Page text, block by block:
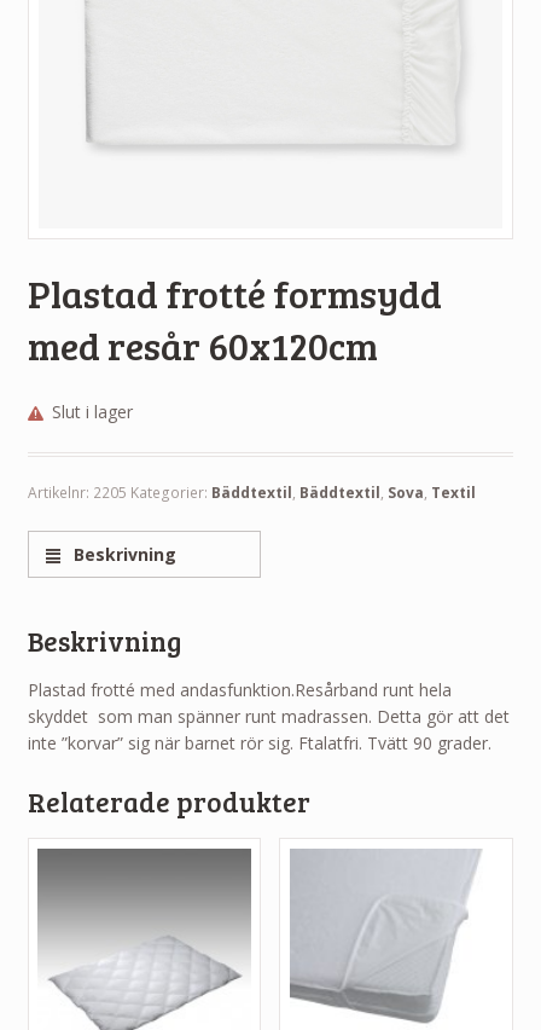
Plastad frotté formsydd
med resår 60x120cm
Slut i lager
Artikelnr: 2205 Kategorier: Bäddtextil, Bäddtextil, Sova, Textil
Beskrivning
Beskrivning
Plastad frotté med andasfunktion.Resårband runt hela
skyddet som man spänner runt madrassen. Detta gör att det
inte ”korvar” sig när barnet rör sig. Ftalatfri. Tvätt 90 grader.
Relaterade produkter